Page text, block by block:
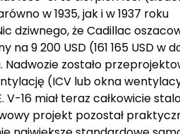
w 1935, jak i w 1937 roku
dziwnego, że Cadillac
9 200 USD (161 165 USD w
Nadwozie zostało
(ICV lub okna
16 miał teraz całkowicie
projekt pozostał